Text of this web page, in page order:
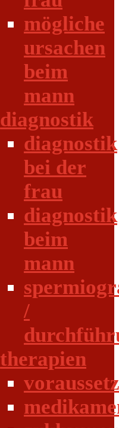
mögliche
ursachen
beim
mann
diagnostik
diagnostik
bei der
frau
diagnostik
beim
mann
/
therapien